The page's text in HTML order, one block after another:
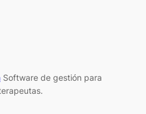
Software de gestión para